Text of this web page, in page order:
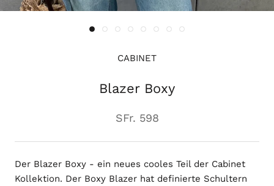
CABINET
Blazer Boxy
SFr. 598
Der Blazer Boxy - ein neues cooles Teil der Cabinet
Kollektion. Der Boxy Blazer hat definierte Schultern